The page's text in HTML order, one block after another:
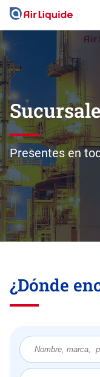
Pasar
contenido
principal
Presentes en
¿Dónde